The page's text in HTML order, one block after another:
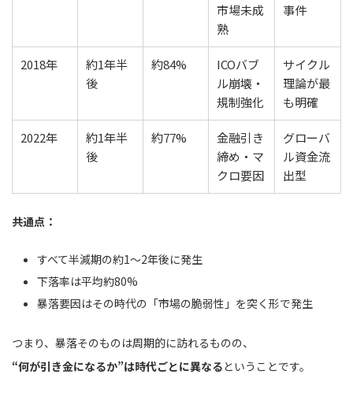
市場未成
熟
事件
2018年
約1年半
後
約84%
ICOバブ
ル崩壊・
規制強化
サイクル
理論が最
も明確
2022年
約1年半
後
約77%
金融引き
締め・マ
クロ要因
グローバ
ル資金流
出型
共通点：
すべて半減期の約1〜2年後に発生
下落率は平均約80%
暴落要因はその時代の「市場の脆弱性」を突く形で発生
つまり、暴落そのものは周期的に訪れるものの、
“何が引き金になるか”は時代ごとに異なるということです。